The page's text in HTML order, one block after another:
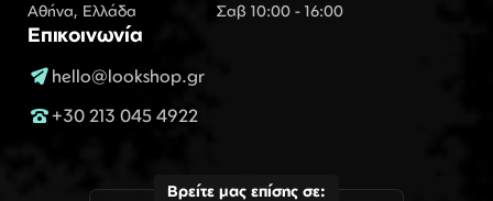
Αθήνα, Ελλάδα
Σαβ 10:00 - 16:00
Επικοινωνία
hello@lookshop.gr
+30 213 045 4922
Βρείτε μας επίσης σε: